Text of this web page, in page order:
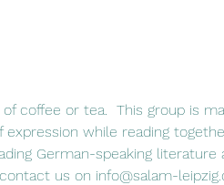
coffee or tea.  This group is
while reading
German-speaking
us on info@salam-